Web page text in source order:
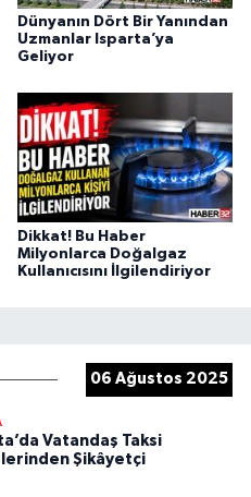
Dünyanın Dört Bir Yanından
Uzmanlar Isparta’ya
Geliyor
Dikkat! Bu Haber
Milyonlarca Doğalgaz
Kullanıcısını İlgilendiriyor
06 Ağustos 2025
Vatandaş Taksi
Şikâyetçi